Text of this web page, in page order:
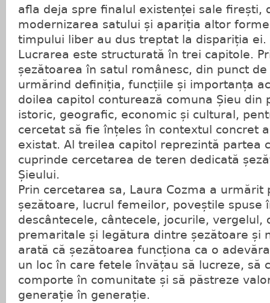
afla deja spre finalul existenței sale firești,
modernizarea satului și apariția altor
timpului liber au dus treptat la dispariția ei.
Lucrarea este structurată în trei capitole.
șezătoarea în satul românesc, din punct
urmărind definiția, funcțiile și importanța
doilea capitol conturează comuna Șieu din
istoric, geografic, economic și cultural,
cercetat să fie înțeles în contextul concret
existat. Al treilea capitol reprezintă partea
cuprinde cercetarea de teren dedicată
Șieului.
Prin cercetarea sa, Laura Cozma a
șezătoare, lucrul femeilor, poveștile spuse
descântecele, cântecele, jocurile, vergelul,
premaritale și legătura dintre șezătoare și
arată că șezătoarea funcționa ca o
un loc în care fetele învățau să lucreze, să
comporte în comunitate și să păstreze
generație în generație.